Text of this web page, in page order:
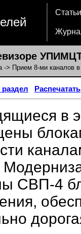
Статьи
-> Прием 8-ми каналов
Распечатать
в
СВП-4